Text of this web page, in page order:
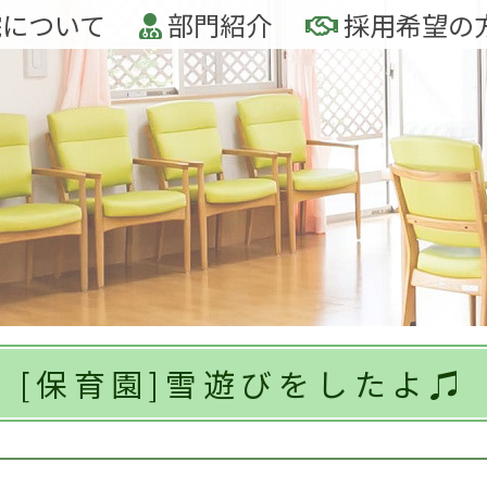
ついて 部門紹介 採用希望の
[保育園]雪遊びをしたよ♫